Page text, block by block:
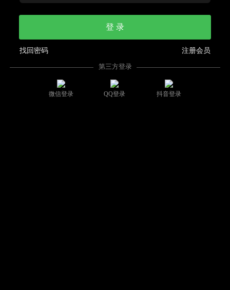
登 录
注册会员
找回密码
第三方登录
微信登录 QQ登录 抖音登录